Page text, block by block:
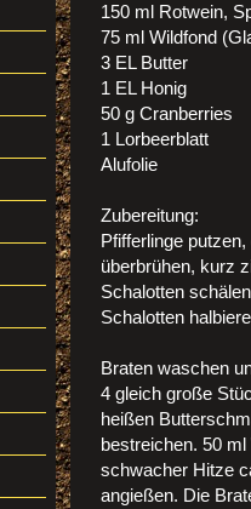
150 ml Rotwein,
75 ml Wildfond
3 EL Butter
1 EL Honig
50 g Cranberries
1 Lorbeerblatt
Alufolie
Zubereitung:
Pfifferlinge
überbrühen, kurz
Schalotten
Schalotten
Braten waschen
4 gleich große
heißen
bestreichen. 50
schwacher Hitze
angießen. Die